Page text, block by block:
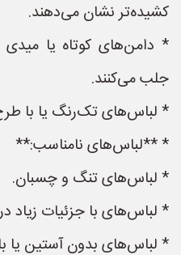
کشیده‌تر نشان می‌دهند.
جلب می‌کنند.
* لباس‌های تک‌رنگ یا با
* **لباس‌های نامناسب:**
* لباس‌های تنگ و چسبان.
* لباس‌های با جزئیات زیاد
* لباس‌های بدون آستین یا